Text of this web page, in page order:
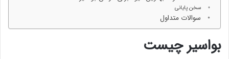
سخن پایانی
سوالات متداول
بواسیر چیست